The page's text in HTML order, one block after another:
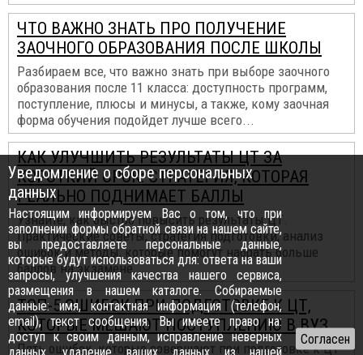
ЧТО ВАЖНО ЗНАТЬ ПРО ПОЛУЧЕНИЕ
ЗАОЧНОГО ОБРАЗОВАНИЯ ПОСЛЕ ШКОЛЫ
Разбираем все, что важно знать при выборе заочного
образования после 11 класса: доступность программ,
поступление, плюсы и минусы, а также, кому заочная
форма обучения подойдет лучше всего...
КАК УЛУЧШИТЬ РЕЗУЛЬТАТЫ ЦТ ЗА
КОРОТКИЙ СРОК: СТРАТЕГИЯ, КОТОРАЯ
РЕАЛЬНО ПОДНИМАЕТ БАЛЛЫ
Узнайте, как быстро повысить результаты ЦТ.
Практические советы, стратегия подготовки, анализ
ошибок и методы, которые помогут набрать больше
баллов на экзамене...
ТОП-5 ОШИБОК ПРИ ПОДГОТОВКЕ К ЦТ,
КОТОРЫЕ МЕШАЮТ ПОСТУПЛЕНИЮ В ВУЗ
Пять ошибок, которые совершают при подготовке к ЦТ
Уведомление о сборе персональных
данных
Настоящим информируем Вас о том, что при
заполнении формы обратной связи на нашем сайте,
вы предоставляете персональные данные,
которые будут использоваться для: ответа на ваши
запросы, улучшения качества нашего сервиса,
размещения в нашем каталоге. Собираемые
данные: имя, контактная информация (телефон,
email), текст сообщения. Вы имеете право на:
доступ к своим данным, исправление неверных